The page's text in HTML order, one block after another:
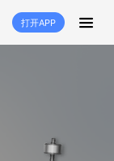
打开APP